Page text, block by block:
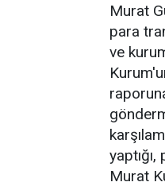
Murat
para
ve
Murat